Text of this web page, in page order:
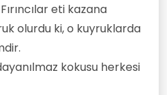
eti kazana
olurdu ki, o kuyruklarda
kokusu herkesi